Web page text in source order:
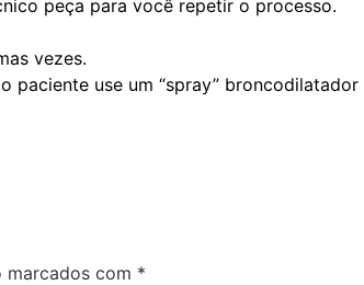
peça para você repetir o processo.
vezes.
use um “spray”
marcados com *